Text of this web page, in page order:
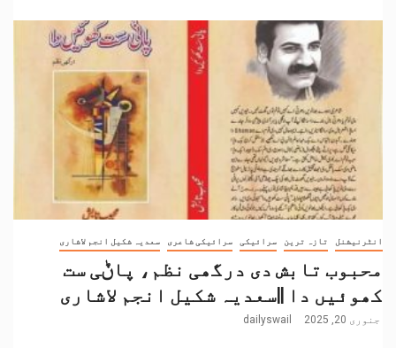
انٹرنیشنل تازہ ترین سرائیکی سرائیکی شاعری سعدیہ شکیل انجم لاشاری
محبوب تابش دی درگھی نظم، پاݨی ست
کھوئیں دا ||سعدیہ شکیل انجم لاشاری
جنوری 20, 2025 dailyswail